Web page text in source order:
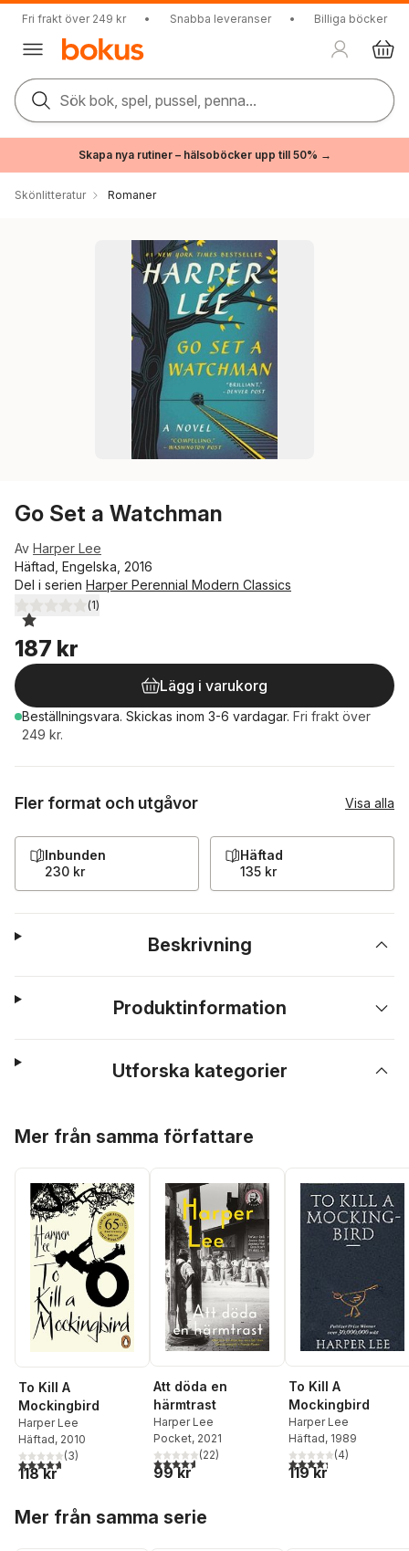
Fri frakt över 249 kr • Snabba leveranser • Billiga böcker
Sök bok, spel, pussel, penna...
Skapa nya rutiner – hälsoböcker upp till 50% →
Skönlitteratur Romaner
Go Set a Watchman
Av Harper Lee
Häftad, Engelska, 2016
Del i serien Harper Perennial Modern Classics
1,0utav 5 stjärnor. Totalt antal röster:
(1)
187 kr
Lägg i varukorg
Beställningsvara. Skickas inom 3-6 vardagar. Fri frakt över
249 kr.
Fler format och utgåvor Visa alla
Inbunden
230 kr
Häftad
135 kr
Beskrivning
Produktinformation
Utforska kategorier
Mer från samma författare
To Kill A
Mockingbird
Harper Lee
Häftad, 2010
4,7utav 5 stjärnor. Totalt antal röster:
(3)
118 kr
Att döda en
härmtrast
Harper Lee
Pocket, 2021
4,6utav 5 stjärnor. Totalt antal röster:
(22)
99 kr
To Kill A
Mockingbird
Harper Lee
Häftad, 1989
4,3utav 5 stjärnor.
(4)
119 kr
Mer från samma serie